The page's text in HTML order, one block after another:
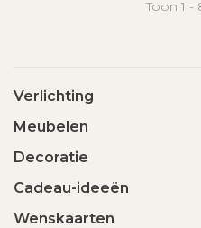
Toon 1 -
Verlichting
Meubelen
Decoratie
Cadeau-ideeën
Wenskaarten